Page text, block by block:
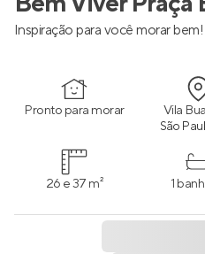
Inspiração para você morar bem!
Pronto para morar Vila
São
26 e 37 m² 1